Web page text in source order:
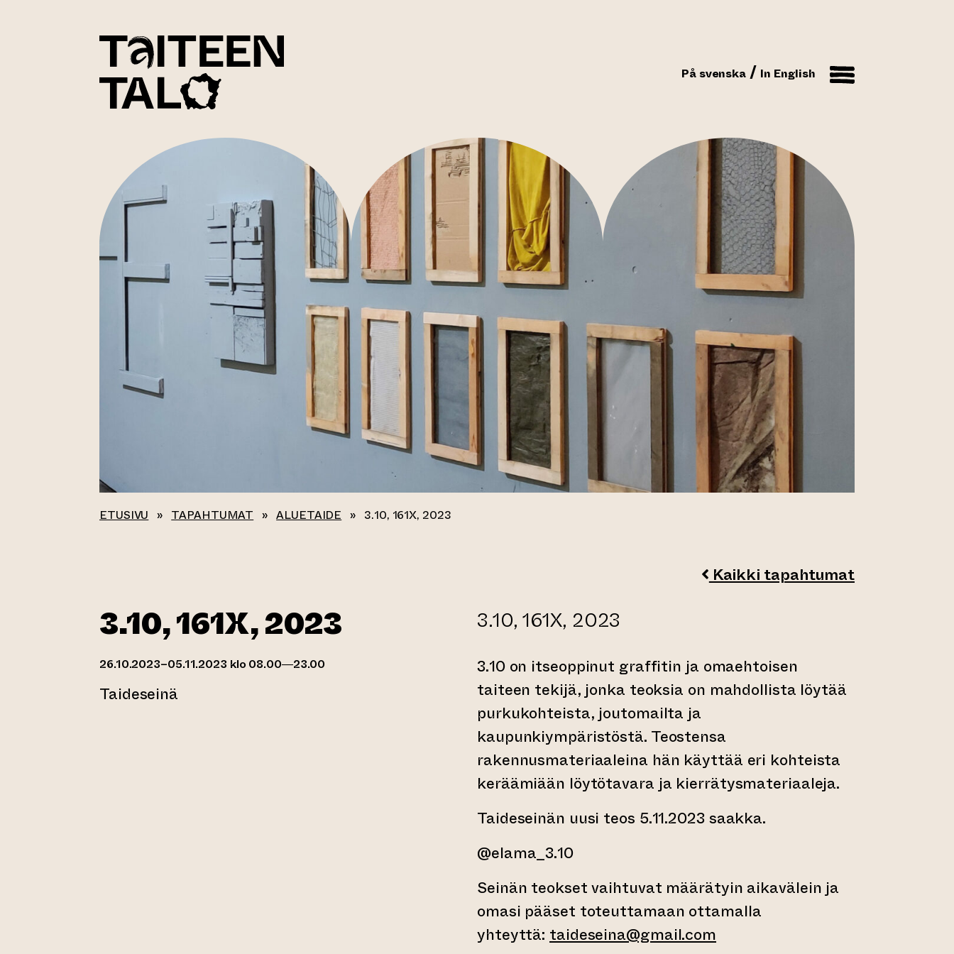
På svenska In English
ETUSIVU » TAPAHTUMAT » ALUETAIDE » 3.10, 161X, 2023
Kaikki tapahtumat
3.10, 161X, 2023
26.10.2023–05.11.2023 klo 08.00—23.00
Taideseinä
3.10, 161X, 2023
3.10 on itseoppinut graffitin ja omaehtoisen
taiteen tekijä, jonka teoksia on mahdollista löytää
purkukohteista, joutomailta ja
kaupunkiympäristöstä. Teostensa
rakennusmateriaaleina hän käyttää eri kohteista
keräämiään löytötavara ja kierrätysmateriaaleja.
Taideseinän uusi teos 5.11.2023 saakka.
@elama_3.10
Seinän teokset vaihtuvat määrätyin aikavälein ja
omasi pääset toteuttamaan ottamalla
yhteyttä: taideseina@gmail.com